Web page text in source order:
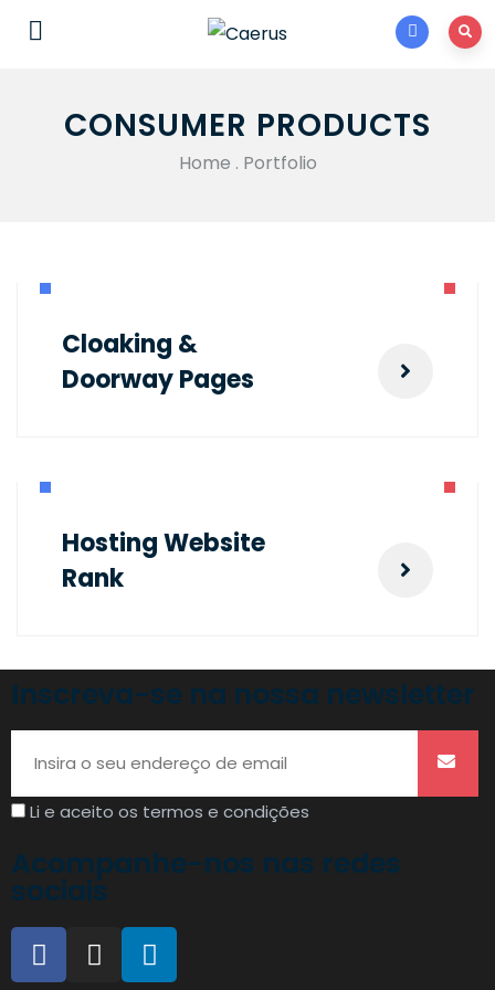
CONSUMER PRODUCTS
Home . Portfolio
Cloaking &
Doorway Pages
Hosting Website
Rank
Inscreva-se na nossa newsletter
Li e aceito os termos e condições
Acompanhe-nos nas redes
sociais